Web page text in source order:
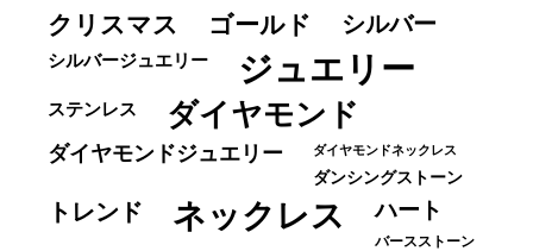
クリスマス ゴールド シルバー
シルバージュエリー ジュエリー
ステンレス ダイヤモンド
ダイヤモンドジュエリー ダイヤモンドネックレス
ダンシングストーン
トレンド ネックレス ハート
バースストーン